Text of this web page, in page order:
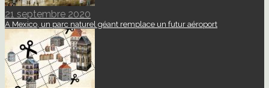
21 septembre 2020
A Mexico, un parc naturel géant remplace un futur aéroport